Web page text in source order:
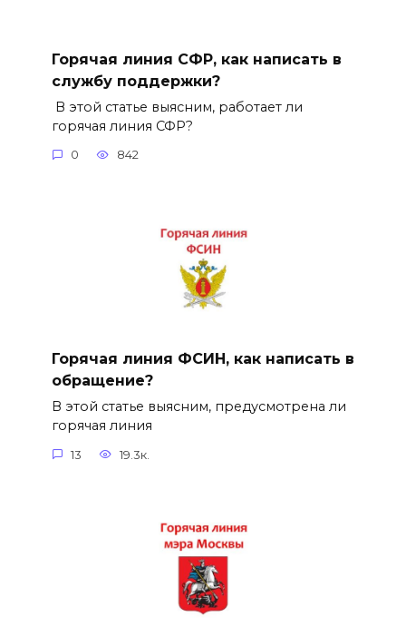
Горячая линия СФР, как написать в
службу поддержки?
В этой статье выясним, работает ли
горячая линия СФР?
0 842
Горячая линия ФСИН, как написать в
обращение?
В этой статье выясним, предусмотрена ли
горячая линия
13 19.3к.